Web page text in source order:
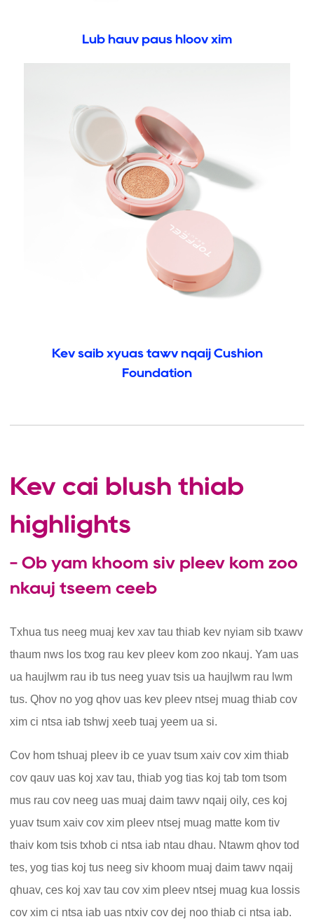
Lub hauv paus hloov xim
Kev saib xyuas tawv nqaij Cushion
Foundation
Kev cai blush thiab
highlights
- Ob yam khoom siv pleev kom zoo
nkauj tseem ceeb
Txhua tus neeg muaj kev xav tau thiab kev nyiam sib txawv
thaum nws los txog rau kev pleev kom zoo nkauj. Yam uas
ua haujlwm rau ib tus neeg yuav tsis ua haujlwm rau lwm
tus. Qhov no yog qhov uas kev pleev ntsej muag thiab cov
xim ci ntsa iab tshwj xeeb tuaj yeem ua si.
Cov hom tshuaj pleev ib ce yuav tsum xaiv cov xim thiab
cov qauv uas koj xav tau, thiab yog tias koj tab tom tsom
mus rau cov neeg uas muaj daim tawv nqaij oily, ces koj
yuav tsum xaiv cov xim pleev ntsej muag matte kom tiv
thaiv kom tsis txhob ci ntsa iab ntau dhau. Ntawm qhov tod
tes, yog tias koj tus neeg siv khoom muaj daim tawv nqaij
qhuav, ces koj xav tau cov xim pleev ntsej muag kua lossis
cov xim ci ntsa iab uas ntxiv cov dej noo thiab ci ntsa iab.